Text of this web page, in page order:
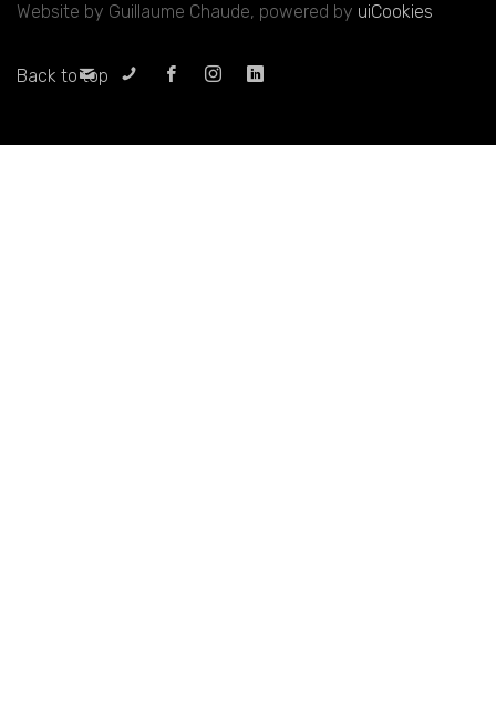
Website by Guillaume Chaude, powered by uiCookies
Back to top